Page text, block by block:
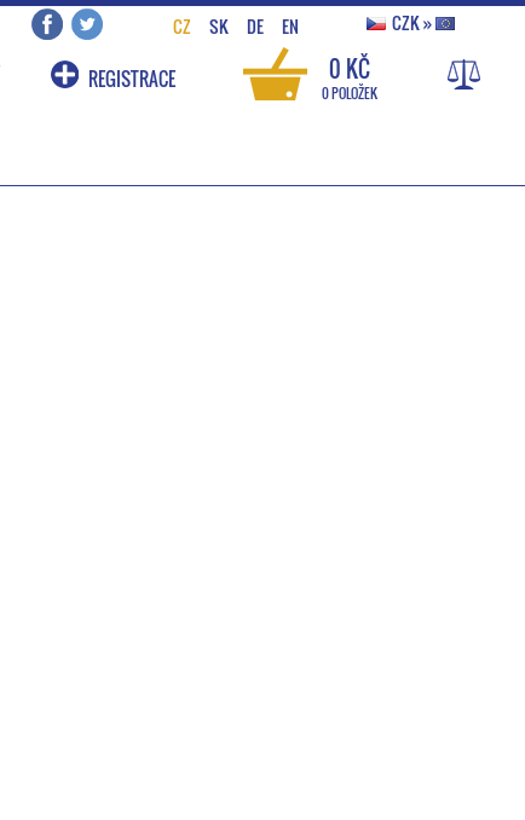
CZ SK DE EN CZK»
REGISTRACE 0 KČ
0 POLOŽEK